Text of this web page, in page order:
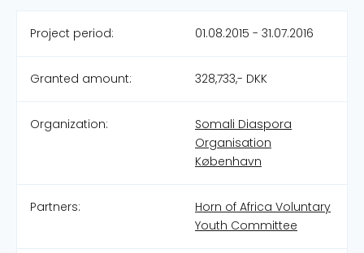
Project period: 01.08.2015 - 31.07.2016
Granted amount: 328,733,- DKK
Organization:
Somali Diaspora
Organisation
København
Partners:
Horn of Africa Voluntary
Youth Committee